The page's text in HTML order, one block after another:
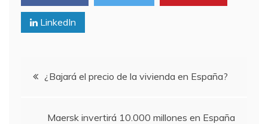
LinkedIn
Navegación
¿Bajará el precio de la vivienda en España?
Maersk invertirá 10.000 millones en España